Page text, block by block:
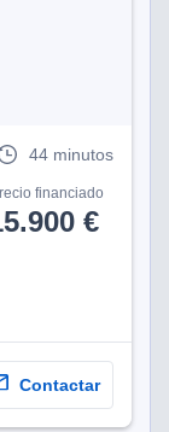
44 minutos
financiado
€
Contactar